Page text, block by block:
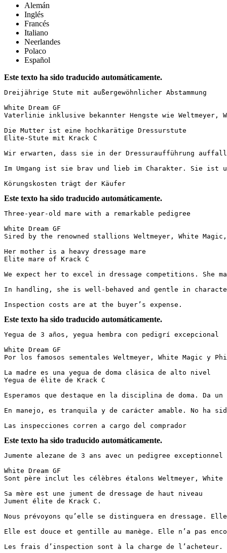
Alemán
Inglés
Francés
Italiano
Neerlandes
Polaco
Español
Este texto ha sido traducido automáticamente.
Dreijährige Stute mit außergewöhnlicher Abstammung
White Dream GF
Vaterlinie inklusive bekannter Hengste wie Weltmeyer,
Die Mutter ist eine hochkarätige Dressurstute
Elite-Stute mit Krack C
Wir erwarten, dass sie in der Dressuraufführung
Im Umgang ist sie brav und lieb im Charakter. Sie ist
Körungskosten trägt der Käufer
Este texto ha sido traducido automáticamente.
Three-year-old mare with a remarkable pedigree
White Dream GF
Sired by the renowned stallions Weltmeyer, White
Her mother is a heavy dressage mare
Elite mare of Krack C
We expect her to excel in dressage competitions.
In handling, she is well-behaved and gentle in
Inspection costs are at the buyer’s expense.
Este texto ha sido traducido automáticamente.
Yegua de 3 años, yegua hembra con pedigrí excepcional
White Dream GF
Por los famosos sementales Weltmeyer, White Magic y
La madre es una yegua de doma clásica de alto nivel
Yegua de élite de Krack C
Esperamos que destaque en la disciplina de doma.
En manejo, es tranquila y de carácter amable. No ha
Las inspecciones corren a cargo del comprador
Este texto ha sido traducido automáticamente.
Jumente alezane de 3 ans avec un pedigree exceptionnel
White Dream GF
Sont père inclut les célèbres étalons Weltmeyer,
Sa mère est une jument de dressage de haut niveau
Jument élite de Krack C.
Nous prévoyons qu’elle se distinguera en dressage.
Elle est douce et gentille au manège. Elle n’a pas
Les frais d’inspection sont à la charge de l’acheteur.